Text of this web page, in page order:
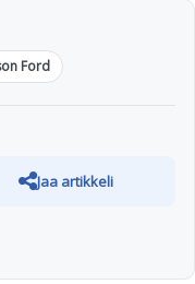
Ford
Jaa artikkeli